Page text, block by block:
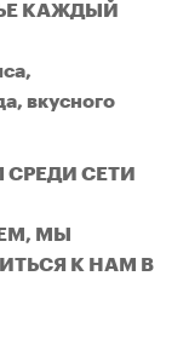
КАЖДЫЙ
вкусного
СРЕДИ СЕТИ
МЫ
К НАМ В